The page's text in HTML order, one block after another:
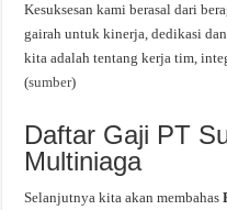
Kesuksesan kami berasal dari
gairah untuk kinerja, dedikasi
kita adalah tentang kerja tim,
(sumber)
Daftar Gaji PT
Multiniaga
Selanjutnya kita akan membahas